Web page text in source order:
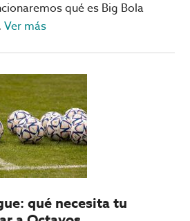
qué es Big Bola
Ver másacerca
razones
para
elegir
Big
Bola
Online
casino
qué necesita tu